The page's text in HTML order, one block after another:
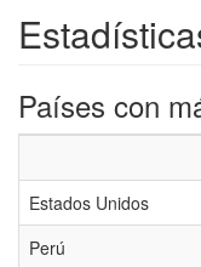
Países con
Estados Unidos
Perú